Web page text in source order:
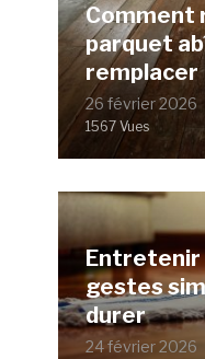
Comment
parquet
remplacer
26 février 2026
1567 Vues
Entretenir
gestes
durer
24 février 2026